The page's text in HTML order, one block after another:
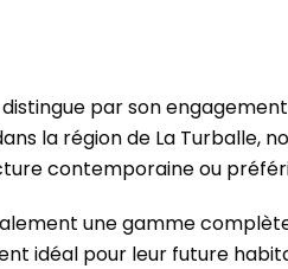
distingue par son
la région de La Turballe,
contemporaine ou
une gamme
idéal pour leur future